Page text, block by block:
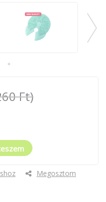
Ft)
Megosztom